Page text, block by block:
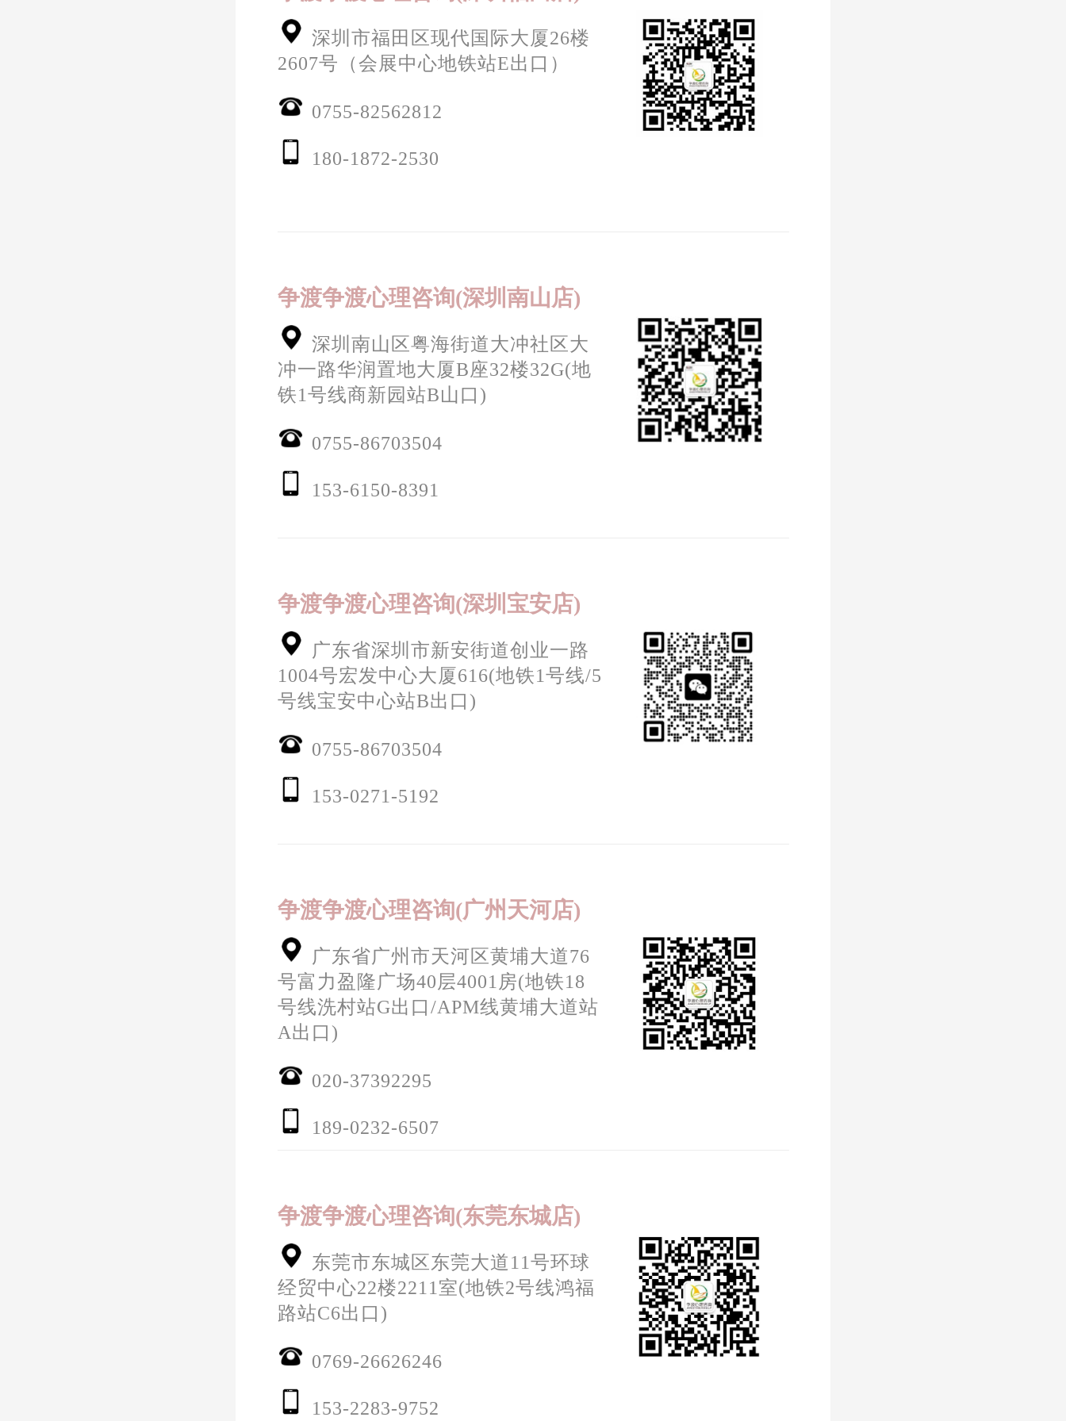
深圳市福田区现代国际大厦26楼
2607号（会展中心地铁站E出口）
0755-82562812
180-1872-2530
争渡争渡心理咨询(深圳南山店)
深圳南山区粤海街道大冲社区大
冲一路华润置地大厦B座32楼32G(地
铁1号线商新园站B山口)
0755-86703504
153-6150-8391
争渡争渡心理咨询(深圳宝安店)
广东省深圳市新安街道创业一路
1004号宏发中心大厦616(地铁1号线/5
号线宝安中心站B出口)
0755-86703504
153-0271-5192
争渡争渡心理咨询(广州天河店)
广东省广州市天河区黄埔大道76
号富力盈隆广场40层4001房(地铁18
号线洗村站G出口/APM线黄埔大道站
A出口)
020-37392295
189-0232-6507
争渡争渡心理咨询(东莞东城店)
东莞市东城区东莞大道11号环球
经贸中心22楼2211室(地铁2号线鸿福
路站C6出口)
0769-26626246
153-2283-9752